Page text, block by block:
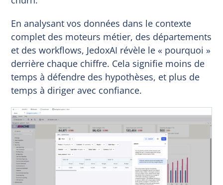
En analysant vos données dans le contexte
complet des moteurs métier, des départements
et des workflows, JedoxAI révèle le « pourquoi »
derrière chaque chiffre. Cela signifie moins de
temps à défendre des hypothèses, et plus de
temps à diriger avec confiance.